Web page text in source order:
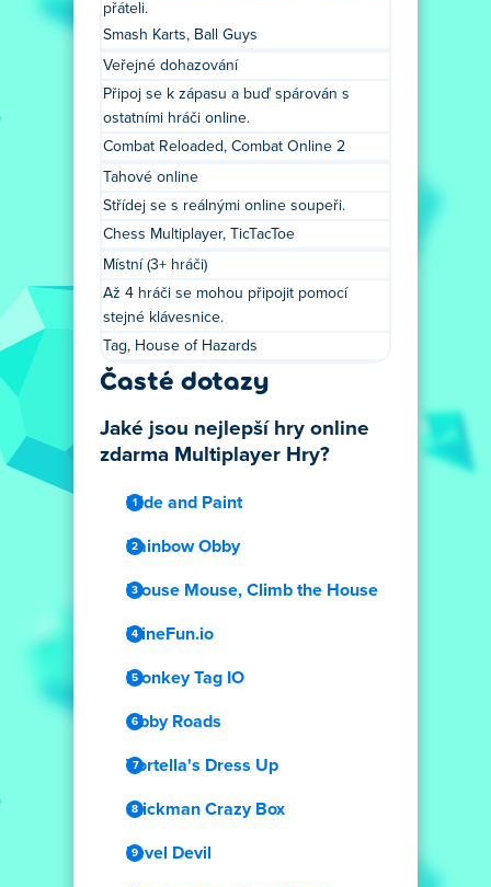
přáteli.
Smash Karts, Ball Guys
Veřejné dohazování
Připoj se k zápasu a buď spárován s
ostatními hráči online.
Combat Reloaded, Combat Online 2
Tahové online
Střídej se s reálnými online soupeři.
Chess Multiplayer, TicTacToe
Místní (3+ hráči)
Až 4 hráči se mohou připojit pomocí
stejné klávesnice.
Tag, House of Hazards
Časté dotazy
Jaké jsou nejlepší hry online
zdarma Multiplayer Hry?
Hide and Paint
Rainbow Obby
Mouse Mouse, Climb the House
MineFun.io
Monkey Tag IO
Obby Roads
Vortella's Dress Up
Stickman Crazy Box
Level Devil